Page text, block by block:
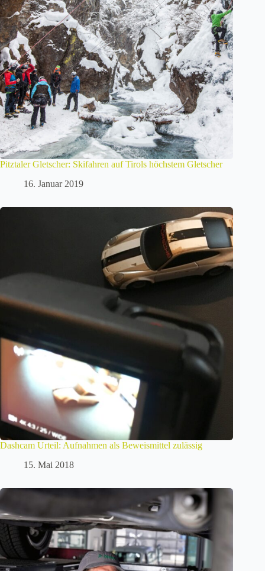
Pitztaler Gletscher: Skifahren auf Tirols höchstem Gletscher
16. Januar 2019
Dashcam Urteil: Aufnahmen als Beweismittel zulässig
15. Mai 2018